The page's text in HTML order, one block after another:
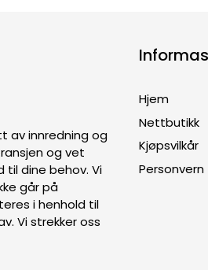
av innredning og
og vet
til dine behov. Vi
går på
i henhold til
Vi strekker oss
Hjem
Nettbutikk
Kjøpsvilkår
Personvern